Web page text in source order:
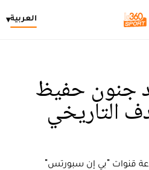
العربية▾
جنون حفيظ
التاريخي
قنوات "بي إن سبورتس"